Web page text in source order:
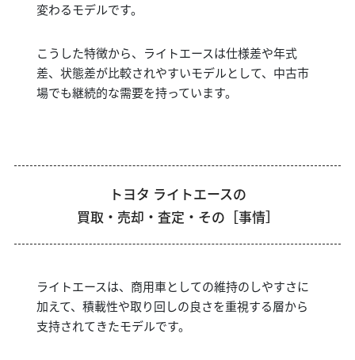
変わるモデルです。
こうした特徴から、ライトエースは仕様差や年式
差、状態差が比較されやすいモデルとして、中古市
場でも継続的な需要を持っています。
トヨタ ライトエースの
買取・売却・査定・その［事情］
ライトエースは、商用車としての維持のしやすさに
加えて、積載性や取り回しの良さを重視する層から
支持されてきたモデルです。